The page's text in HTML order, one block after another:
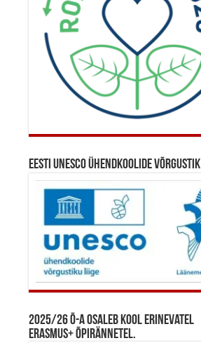
Eesti UNESCO ühendkoolide võrgustik
2025/26 õ-a osaleb kool erinevatel
Erasmus+ õpirännetel.